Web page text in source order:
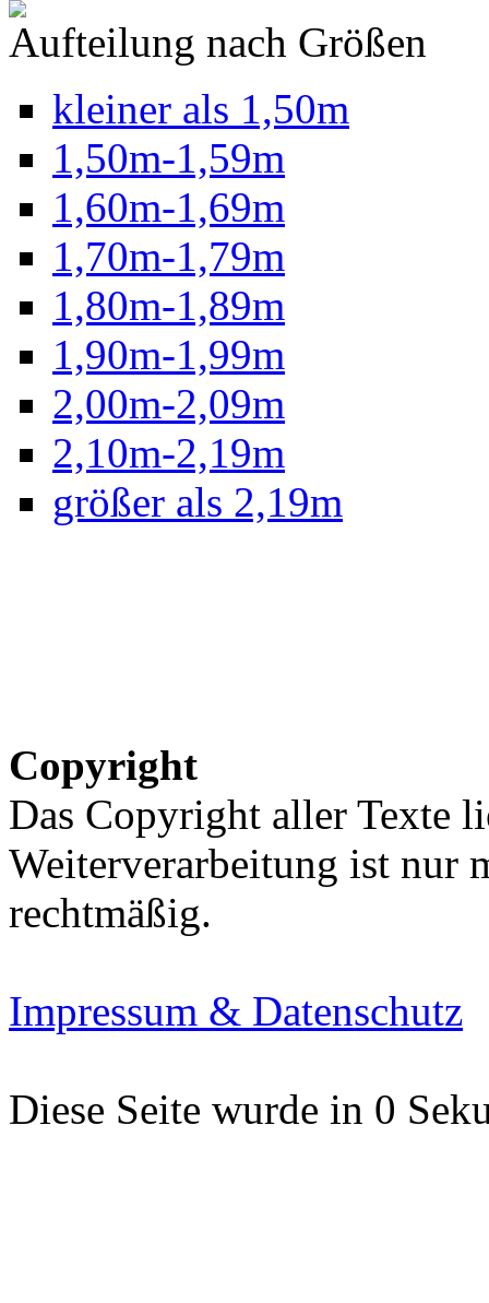
Aufteilung nach Größen
kleiner als 1,50m
1,50m-1,59m
1,60m-1,69m
1,70m-1,79m
1,80m-1,89m
1,90m-1,99m
2,00m-2,09m
2,10m-2,19m
größer als 2,19m
Copyright
Das Copyright aller Texte
Weiterverarbeitung ist nur
rechtmäßig.
Impressum & Datenschutz
Diese Seite wurde in 0